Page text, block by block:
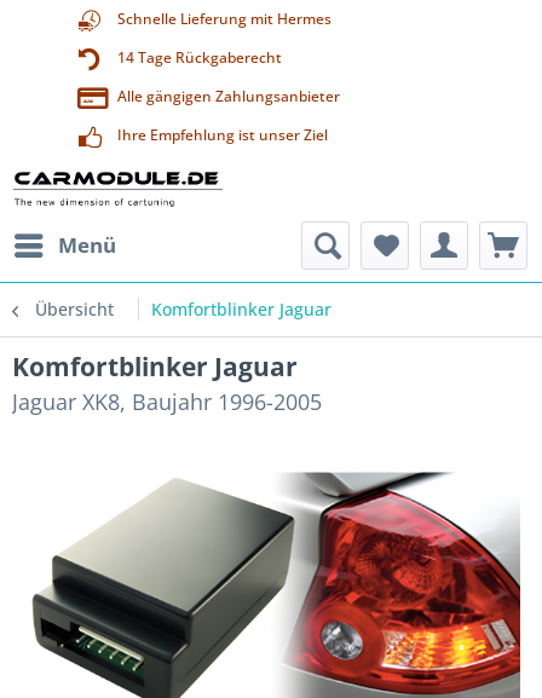
Schnelle Lieferung mit Hermes
14 Tage Rückgaberecht
Alle gängigen Zahlungsanbieter
Ihre Empfehlung ist unser Ziel
Menü
Übersicht Komfortblinker Jaguar
Komfortblinker Jaguar
Jaguar XK8, Baujahr 1996-2005